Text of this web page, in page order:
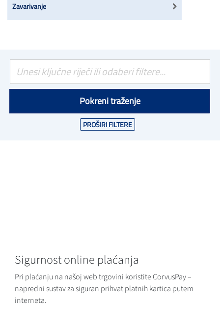
Zavarivanje
Pokreni traženje
PROŠIRI FILTERE
Sigurnost online plaćanja
Pri plaćanju na našoj web trgovini koristite CorvusPay –
napredni sustav za siguran prihvat platnih kartica putem
interneta.